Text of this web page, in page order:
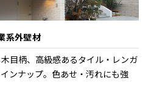
系外壁材
目柄、高級感あるタイル・レンガ
ンナップ。色あせ・汚れにも強